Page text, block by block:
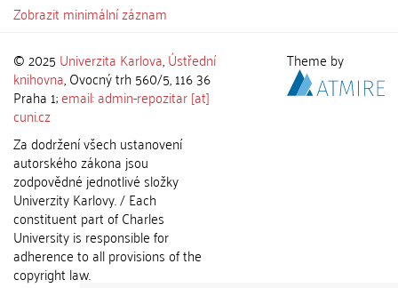
Zobrazit minimální záznam
© 2025 Univerzita Karlova,Ústřední
knihovna, Ovocný trh 560/5, 116 36
Praha 1;email: admin-repozitar [at]
cuni.cz
Za dodržení všech ustanovení
autorského zákona jsou
zodpovědné jednotlivé složky
Univerzity Karlovy. / Each
constituent part of Charles
University is responsible for
adherence to all provisions of the
copyright law.
Theme by